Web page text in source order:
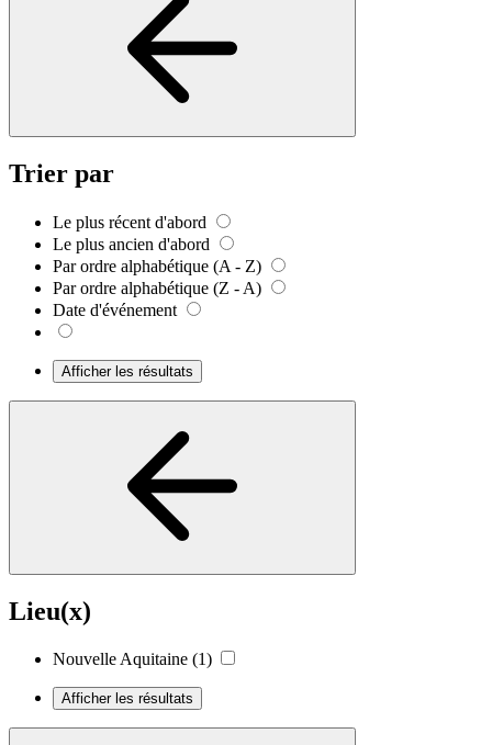
Trier par
Le plus récent d'abord
Le plus ancien d'abord
Par ordre alphabétique (A - Z)
Par ordre alphabétique (Z - A)
Date d'événement
Afficher les résultats
Lieu(x)
Nouvelle Aquitaine (1)
Afficher les résultats